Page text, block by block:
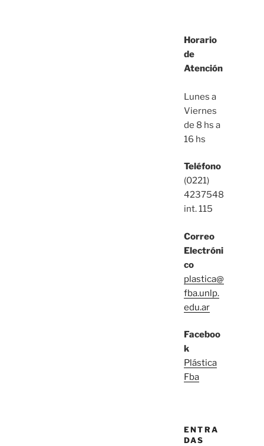
Horario
de
Atención
Lunes a
Viernes
de 8 hs a
16 hs
Teléfono
(0221)
4237548
int. 115
Correo
Electróni
co
plastica@
fba.unlp.
edu.ar
Faceboo
k
Plástica
Fba
ENTRA
DAS